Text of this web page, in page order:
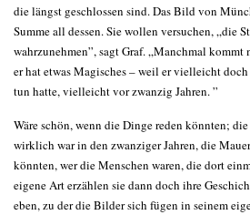
die längst geschlossen sind. Das Bild von
Summe all dessen. Sie wollen versuchen, „die
wahrzunehmen”, sagt Graf. „Manchmal kommt
er hat etwas Magisches – weil er vielleicht
tun hatte, vielleicht vor zwanzig Jahren. ”
Wäre schön, wenn die Dinge reden könnten;
wirklich war in den zwanziger Jahren, die
könnten, wer die Menschen waren, die dort
eigene Art erzählen sie dann doch ihre
eben, zu der die Bilder sich fügen in seinem